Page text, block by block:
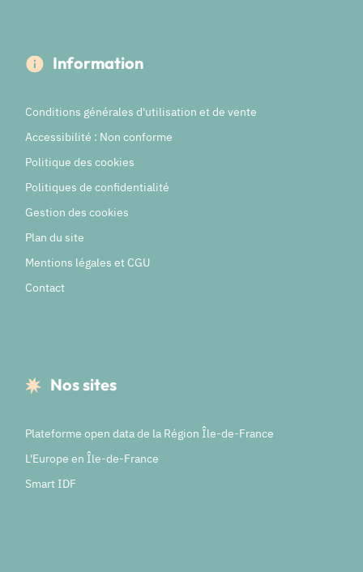
Information
Conditions générales d'utilisation et de vente
Accessibilité : Non conforme
Politique des cookies
Politiques de confidentialité
Gestion des cookies
Plan du site
Mentions légales et CGU
Contact
Nos sites
Plateforme open data de la Région Île-de-France
L'Europe en Île-de-France
Smart IDF